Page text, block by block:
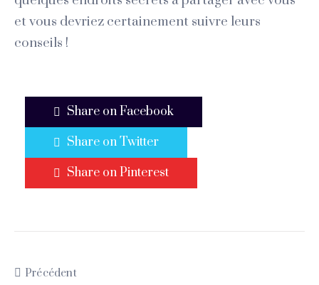
et vous devriez certainement suivre leurs
conseils !
Share on Facebook
Share on Twitter
Share on Pinterest
Précédent